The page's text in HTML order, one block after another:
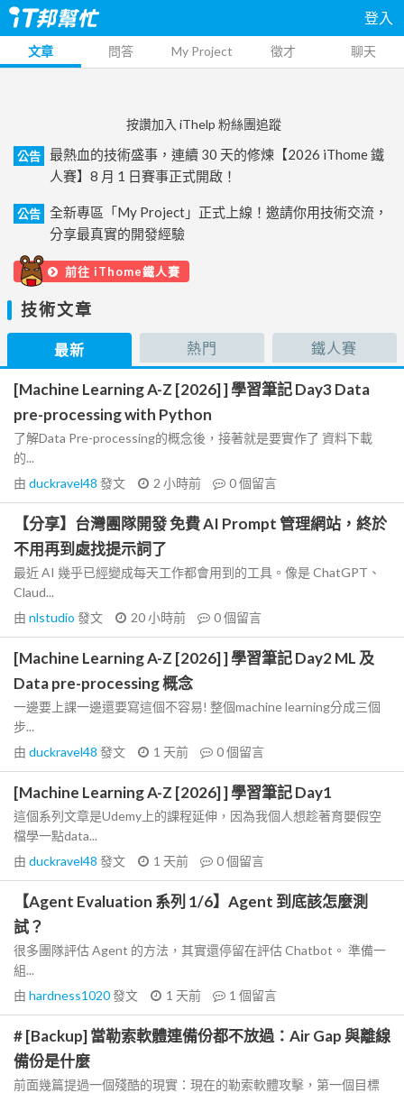
登入
文章 問答 My Project 徵才 聊天
按讚加入 iThelp 粉絲團追蹤
公告
最熱血的技術盛事，連續 30 天的修煉【2026 iThome 鐵
人賽】8 月 1 日賽事正式開啟！
公告
全新專區「My Project」正式上線！邀請你用技術交流，
分享最真實的開發經驗
前往 iThome鐵人賽
技術文章
最新 熱門 鐵人賽
[Machine Learning A-Z [2026] ] 學習筆記 Day3 Data
pre-processing with Python
了解Data Pre-processing的概念後，接著就是要實作了 資料下載
的...
由 duckravel48 發文 2 小時前 0個留言
【分享】台灣團隊開發 免費 AI Prompt 管理網站，終於
不用再到處找提示詞了
最近 AI 幾乎已經變成每天工作都會用到的工具。像是 ChatGPT、
Claud...
由 nlstudio 發文 20 小時前 0個留言
[Machine Learning A-Z [2026] ] 學習筆記 Day2 ML 及
Data pre-processing 概念
一邊要上課一邊還要寫這個不容易! 整個machine learning分成三個
步...
由 duckravel48 發文 1 天前 0個留言
[Machine Learning A-Z [2026] ] 學習筆記 Day1
這個系列文章是Udemy上的課程延伸，因為我個人想趁著育嬰假空
檔學一點data...
由 duckravel48 發文 1 天前 0個留言
【Agent Evaluation 系列 1/6】Agent 到底該怎麼測
試？
很多團隊評估 Agent 的方法，其實還停留在評估 Chatbot。 準備一
組...
由 hardness1020發文 1 天前 1 個留言
# [Backup] 當勒索軟體連備份都不放過：Air Gap 與離線
備份是什麼
前面幾篇提過一個殘酷的現實：現在的勒索軟體攻擊，第一個目標